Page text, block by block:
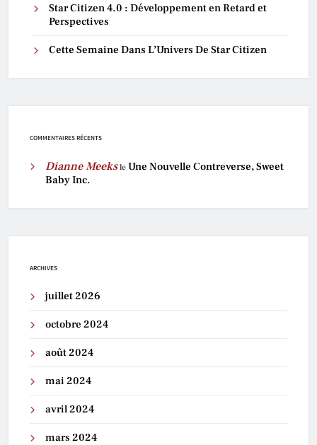
Star Citizen 4.0 : Développement en Retard et
Perspectives
Cette Semaine Dans L’Univers De Star Citizen
COMMENTAIRES RÉCENTS
Dianne Meeksle Une Nouvelle Contreverse, Sweet
Baby Inc.
ARCHIVES
juillet 2026
octobre 2024
août 2024
mai 2024
avril 2024
mars 2024